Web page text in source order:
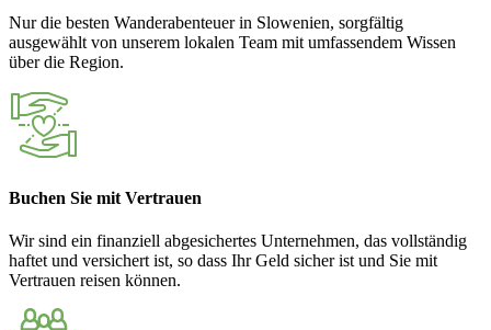
Nur die besten Wanderabenteuer in Slowenien, sorgfältig
ausgewählt von unserem lokalen Team mit umfassendem Wissen
über die Region.
Buchen Sie mit Vertrauen
Wir sind ein finanziell abgesichertes Unternehmen, das vollständig
haftet und versichert ist, so dass Ihr Geld sicher ist und Sie mit
Vertrauen reisen können.